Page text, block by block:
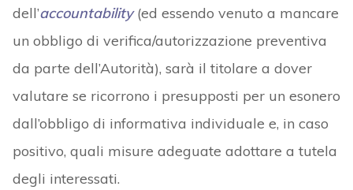
dell’accountability(ed essendo venuto a mancare
un obbligo di verifica/autorizzazione preventiva
da parte dell’Autorità), sarà il titolare a dover
valutare se ricorrono i presupposti per un esonero
dall’obbligo di informativa individuale e, in caso
positivo, quali misure adeguate adottare a tutela
degli interessati.